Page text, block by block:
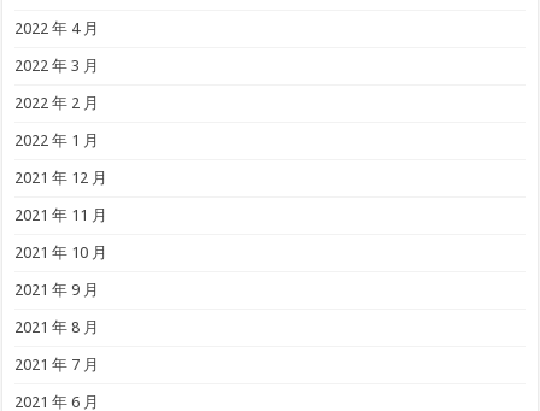
2022 年 4 月
2022 年 3 月
2022 年 2 月
2022 年 1 月
2021 年 12 月
2021 年 11 月
2021 年 10 月
2021 年 9 月
2021 年 8 月
2021 年 7 月
2021 年 6 月